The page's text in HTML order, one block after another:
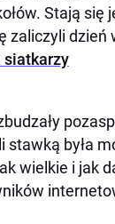
Stają się
dzień
siatkarzy
stawką była
wielkie i jak